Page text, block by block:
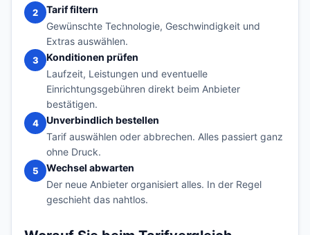
2
Tarif filtern
Gewünschte Technologie, Geschwindigkeit und
Extras auswählen.
3
Konditionen prüfen
Laufzeit, Leistungen und eventuelle
Einrichtungsgebühren direkt beim Anbieter
bestätigen.
4
Unverbindlich bestellen
Tarif auswählen oder abbrechen. Alles passiert ganz
ohne Druck.
5
Wechsel abwarten
Der neue Anbieter organisiert alles. In der Regel
geschieht das nahtlos.